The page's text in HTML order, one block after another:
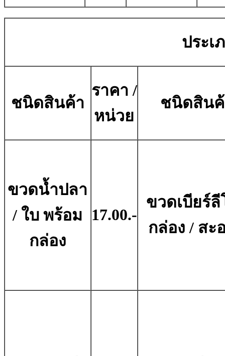
ประเ
ชนิดสินค้า
ราคา /
หน่วย
ชนิดสิน
ขวดน้ำปลา
/ ใบ พร้อม
กล่อง
17.00.-
ขวดเบียร์ลี
กล่อง / สะ